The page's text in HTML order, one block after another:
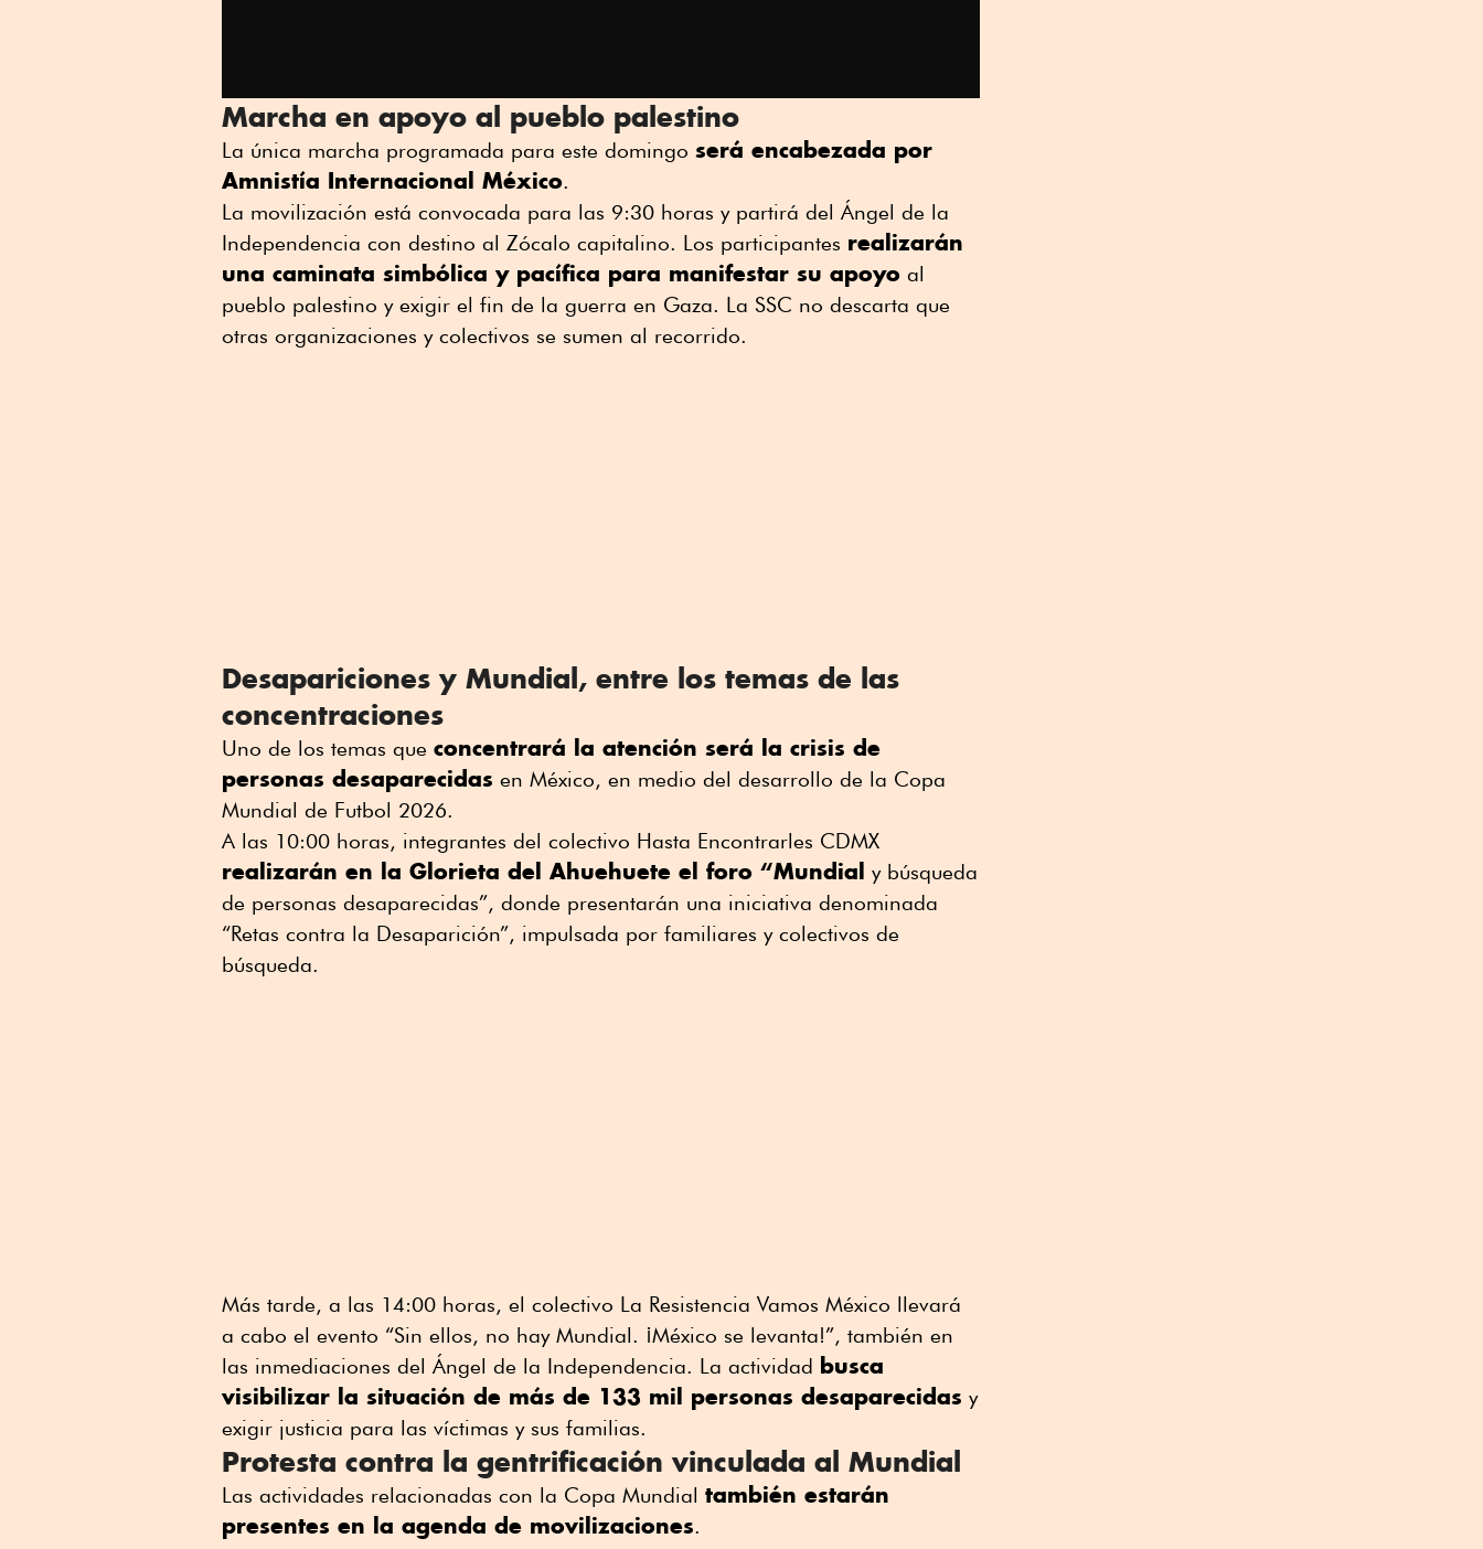
Marcha en apoyo al pueblo palestino
La única marcha programada para este domingo será encabezada por
Amnistía Internacional México.
La movilización está convocada para las 9:30 horas y partirá del Ángel de la
Independencia con destino al Zócalo capitalino. Los participantes realizarán
una caminata simbólica y pacífica para manifestar su apoyo al
pueblo palestino y exigir el fin de la guerra en Gaza. La SSC no descarta que
otras organizaciones y colectivos se sumen al recorrido.
Desapariciones y Mundial, entre los temas de las
concentraciones
Uno de los temas que concentrará la atención será la crisis de
personas desaparecidas en México, en medio del desarrollo de la Copa
Mundial de Futbol 2026.
A las 10:00 horas, integrantes del colectivo Hasta Encontrarles CDMX
realizarán en la Glorieta del Ahuehuete el foro “Mundial y búsqueda
de personas desaparecidas”, donde presentarán una iniciativa denominada
“Retas contra la Desaparición”, impulsada por familiares y colectivos de
búsqueda.
Más tarde, a las 14:00 horas, el colectivo La Resistencia Vamos México llevará
a cabo el evento “Sin ellos, no hay Mundial. ¡México se levanta!”, también en
las inmediaciones del Ángel de la Independencia. La actividad busca
visibilizar la situación de más de 133 mil personas desaparecidas y
exigir justicia para las víctimas y sus familias.
Protesta contra la gentrificación vinculada al Mundial
Las actividades relacionadas con la Copa Mundial también estarán
presentes en la agenda de movilizaciones.